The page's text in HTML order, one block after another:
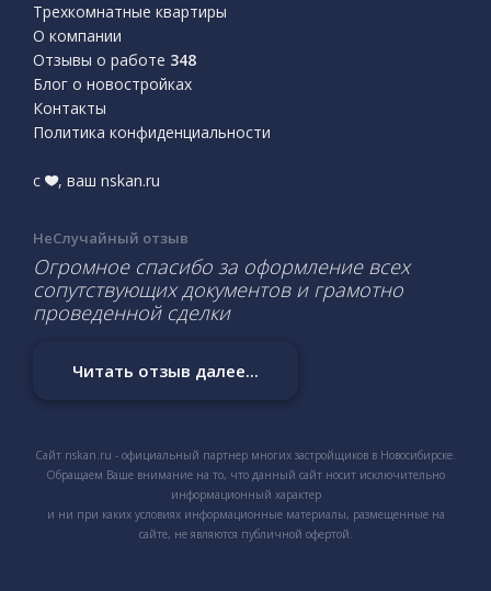
Трехкомнатные квартиры
О компании
Отзывы о работе 348
Блог о новостройках
Контакты
Политика конфиденциальности
с , ваш nskan.ru
НеСлучайный отзыв
Огромное спасибо за оформление всех
сопутствующих документов и грамотно
проведенной сделки
Читать отзыв далее...
Сайт nskan.ru - официальный партнер многих застройщиков в Новосибирске.
Обращаем Ваше внимание на то, что данный сайт носит исключительно
информационный характер
и ни при каких условиях информационные материалы, размещенные на
сайте, не являются публичной офертой.